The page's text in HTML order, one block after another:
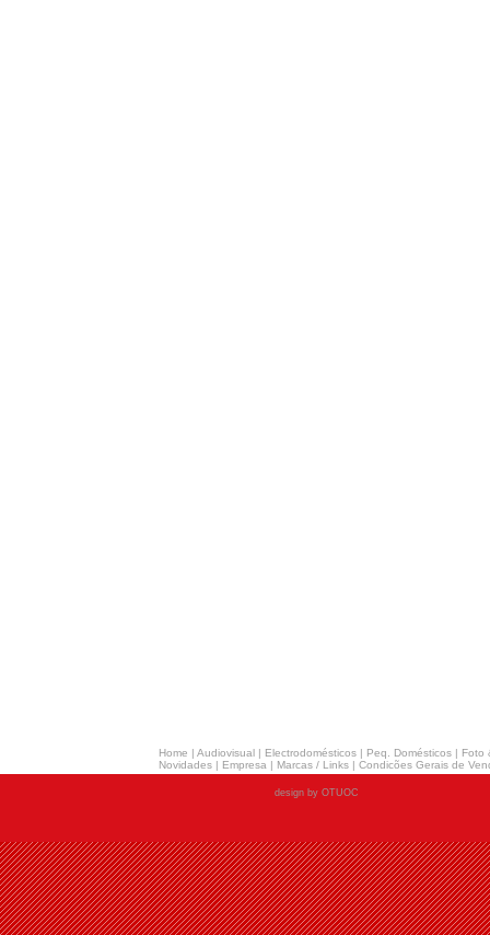
Home | Audiovisual | Electrodomésticos | Peq. Domésticos | Foto
Novidades | Empresa | Marcas / Links | Condicões Gerais de
design by OTUOC